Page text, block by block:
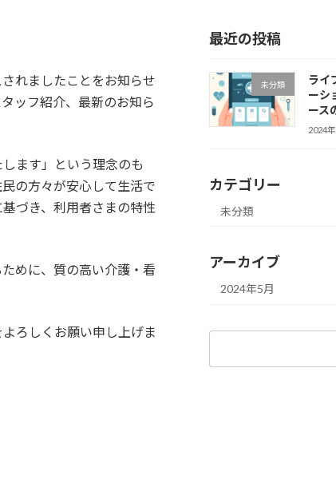
れましたことをお知らせ
ッフ紹介、最新のお知ら
ます」という理念のも
の方々が安心して生活で
づき、利用者さまの特性
めに、質の高い介護・看
ろしくお願い申し上げま
最近の投稿
未分類
ライ
ーシ
ース
2024
カテゴリー
未分類
アーカイブ
2024年5月